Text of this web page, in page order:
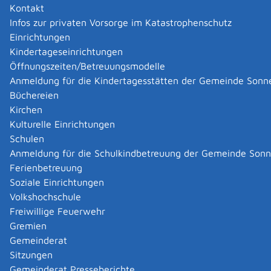
Kontakt
Infos zur privaten Vorsorge im Katastrophenschutz
Einrichtungen
Kindertageseinrichtungen
Öffnungszeiten/Betreuungsmodelle
Anmeldung für die Kindertagesstätten der Gemeinde
Büchereien
Kirchen
Kulturelle Einrichtungen
Schulen
Anmeldung für die Schulkindbetreuung der Gemeinde
Ferienbetreuung
Soziale Einrichtungen
Volkshochschule
Freiwillige Feuerwehr
Gremien
Gemeinderat
Sitzungen
Passbehörde vorlegen. Denn ein Reisepass mit altem
Namen ist ungültig.
Einen neuen Reisepass müssen Sie persönlich
beantragen. Sie benötigen einen Reisepass
beispielsweise, wenn Sie
in Länder außerhalb der EU reisen wollen
Personalausweis erfüllen können.
Onlineantrag und Formulare
Vollmacht zur Ausweisabholung (PDF)
Zuständige Stelle
Passbehörden in Baden-Württemberg sind:
die Gemeinden als Ortspolizeibehörden
die Verwaltungsgemeinschaften,